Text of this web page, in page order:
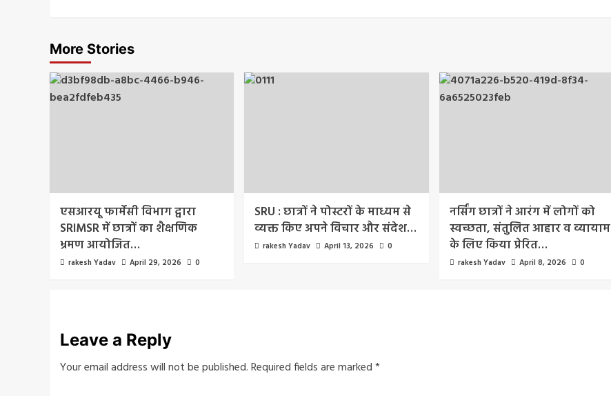
More Stories
एसआरयू फार्मेसी विभाग द्वारा
SRIMSR में छात्रों का शैक्षणिक
भ्रमण आयोजित…
rakesh Yadav April 29, 2026 0
SRU : छात्रों ने पोस्टरों के माध्यम से
व्यक्त किए अपने विचार और संदेश…
rakesh Yadav April 13, 2026 0
नर्सिंग छात्रों ने आरंग में लोगों को
स्वच्छता, संतुलित आहार व व्यायाम
के लिए किया प्रेरित…
rakesh Yadav April 8, 2026 0
Leave a Reply
Your email address will not be published.Required fields are marked*